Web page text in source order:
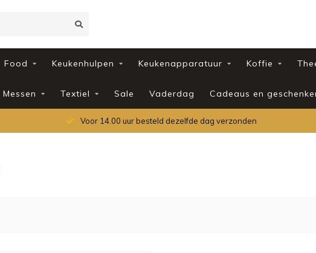
Food Keukenhulpen Keukenapparatuur Koffie
Messen Textiel Sale Vaderdag Cadeaus en
Voor 14.00 uur besteld dezelfde dag verzonden